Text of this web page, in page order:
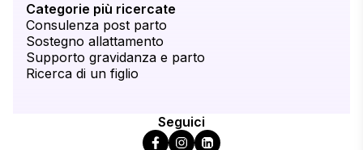
Categorie più ricercate
Consulenza post parto
Sostegno allattamento
Supporto gravidanza e parto
Ricerca di un figlio
Seguici